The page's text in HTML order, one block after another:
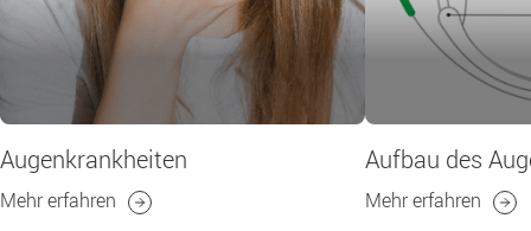
Augenkrankheiten
Mehr erfahren
Aufbau des
Mehr erfahren